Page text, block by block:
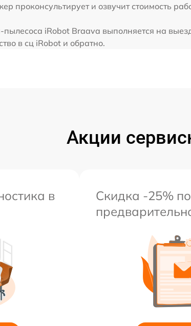
проконсультирует и озвучит стоимость
iRobot Braava выполняется на
в сц iRobot и обратно.
Акции
в
Скидка -25% по